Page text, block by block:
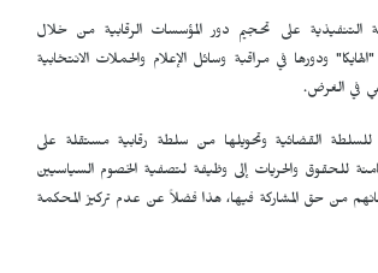
التنفيذية على تحجيم دور المؤسسات الرقابية من خلال
ودورها في مراقبة وسائل الإعلام والحملات الانتخابية
في الغرض.
القضائية وتحويلها من سلطة رقابية مستقلة على
للحقوق والحريات إلى وظيفة لتصفية الخصوم السياسيين
من حق المشاركة فيها، هذا فضلاً عن عدم تركيز المحكمة